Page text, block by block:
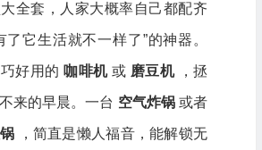
全套，人家大概率自己都配齐
了它生活就不一样了”的神器。
好用的 咖啡机 或 磨豆机 ，拯
来的早晨。一台 空气炸锅 或者
，简直是懒人福音，能解锁无